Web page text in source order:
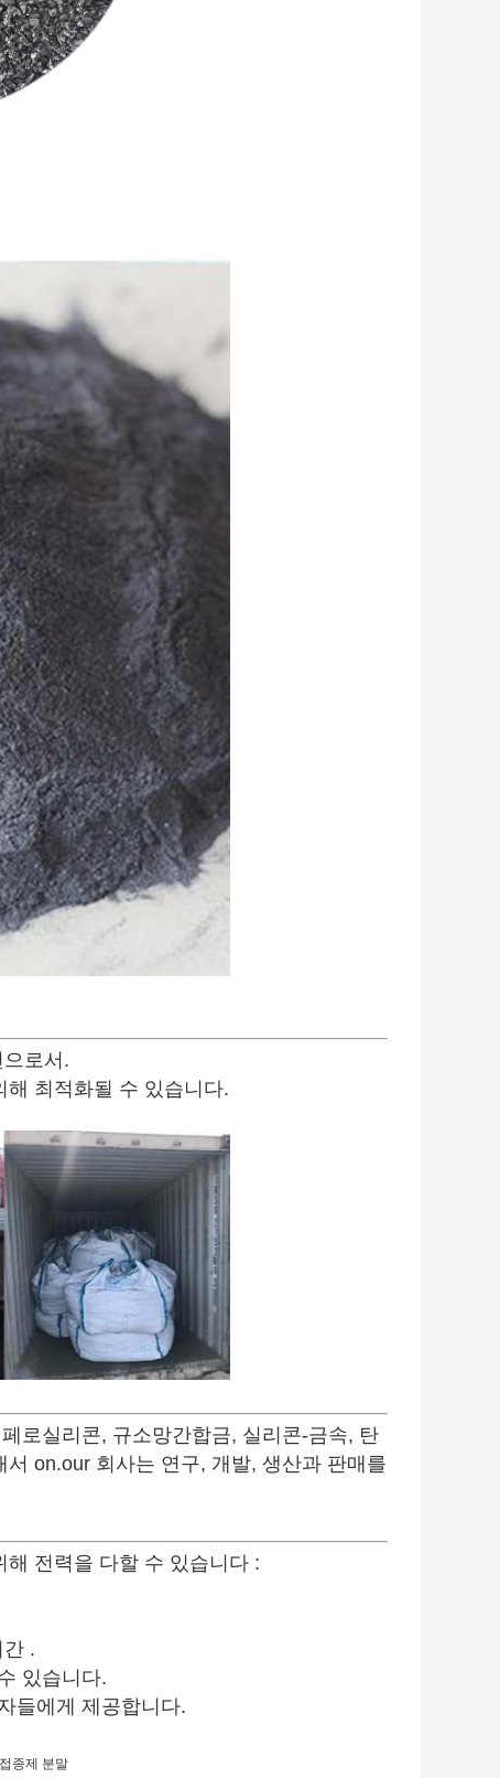
로서.
최적화될 수 있습니다.
로실리콘, 규소망간합금, 실리콘-금속, 탄
on.our 회사는 연구, 개발, 생산과 판매를
전력을 다할 수 있습니다 :
.
있습니다.
들에게 제공합니다.
종제 분말